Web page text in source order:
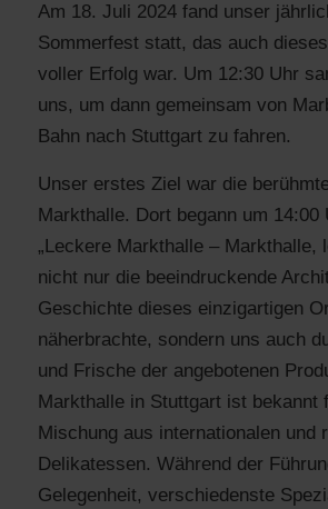
Am 18. Juli 2024 fand unser
Sommerfest statt, das auch
voller Erfolg war. Um 12:30 Uhr
uns, um dann gemeinsam von
Bahn nach Stuttgart zu fahren.
Unser erstes Ziel war die
Markthalle. Dort begann um 14:00
„Leckere Markthalle – Markthalle,
nicht nur die beeindruckende
Geschichte dieses einzigartigen
näherbrachte, sondern uns auch
und Frische der angebotenen
Markthalle in Stuttgart ist bekannt
Mischung aus internationalen und
Delikatessen. Während der
Gelegenheit, verschiedenste